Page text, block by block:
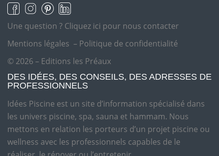
Une question ? Cliquez ici pour nous contacter
Mentions légales – Politique de confidentialité
© 2026 – Editions les Préaux
DES IDÉES, DES CONSEILS, DES ADRESSES DE
PROFESSIONNELS
Idées Piscine est un site d’information spécialisé dans
les univers piscine, spa, sauna et hammam. Nous
mettons en relation les porteurs d’un projet piscine ou
wellness avec les professionnels capables de le